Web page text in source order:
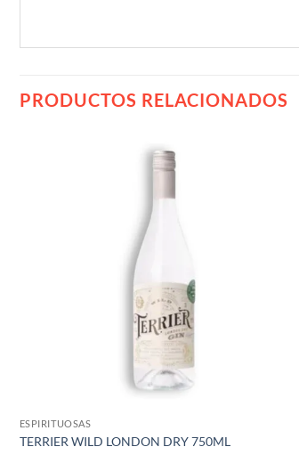
PRODUCTOS RELACIONADOS
ESPIRITUOSAS
TERRIER WILD LONDON DRY 750ML